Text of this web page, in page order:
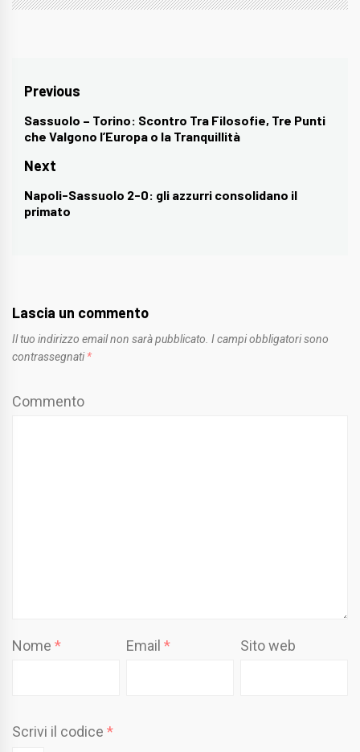
Navigazione
articoli
Previous
Previous
post:
Sassuolo – Torino: Scontro Tra Filosofie, Tre Punti
che Valgono l’Europa o la Tranquillità
Next
Next
post:
Napoli-Sassuolo 2-0: gli azzurri consolidano il
primato
Lascia un commento
Il tuo indirizzo email non sarà pubblicato. I campi obbligatori sono
contrassegnati *
Commento
Nome * Email* Sito web
Scrivi il codice *